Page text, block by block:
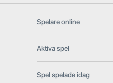
Spelare online
Aktiva spel
Spel spelade idag